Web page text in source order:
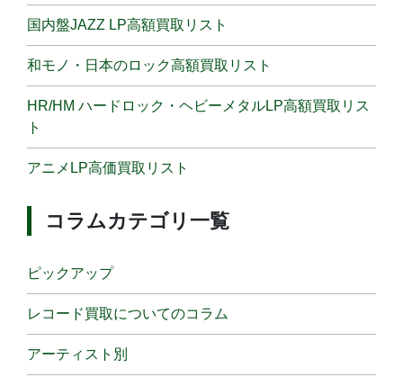
国内盤JAZZ LP高額買取リスト
和モノ・日本のロック高額買取リスト
HR/HM ハードロック・ヘビーメタルLP高額買取リス
ト
アニメLP高価買取リスト
コラムカテゴリ一覧
ピックアップ
レコード買取についてのコラム
アーティスト別